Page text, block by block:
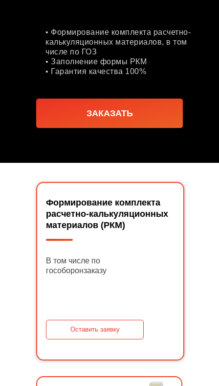
• Формирование комплекта расчетно-
калькуляционных материалов, в том
числе по ГОЗ
• Заполнение формы РКМ
• Гарантия качества 100%
ЗАКАЗАТЬ
Оставить заявку
Формирование комплекта
расчетно-калькуляционных
материалов (РКМ)
В том числе по
гособоронзаказу